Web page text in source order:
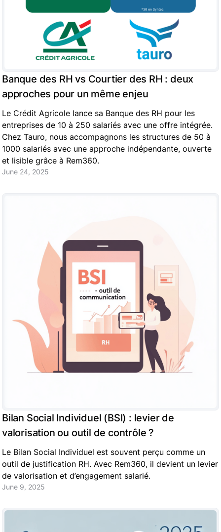
Banque des RH vs Courtier des RH : deux
approches pour un même enjeu
Le Crédit Agricole lance sa Banque des RH pour les
entreprises de 10 à 250 salariés avec une offre intégrée.
Chez Tauro, nous accompagnons les structures de 50 à
1000 salariés avec une approche indépendante, ouverte
et lisible grâce à Rem360.
June 24, 2025
Bilan Social Individuel (BSI) : levier de
valorisation ou outil de contrôle ?
Le Bilan Social Individuel est souvent perçu comme un
outil de justification RH. Avec Rem360, il devient un levier
de valorisation et d’engagement salarié.
June 9, 2025